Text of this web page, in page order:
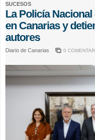
SUCESOS
La Policía
en Canarias y
autores
Diario de Canarias 0